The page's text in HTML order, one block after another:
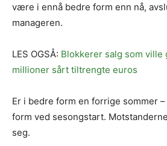
være i ennå bedre form enn nå,
manageren.
LES OGSÅ: Blokkerer salg som ville
millioner sårt tiltrengte euros
Er i bedre form en forrige sommer
form ved sesongstart.
seg.